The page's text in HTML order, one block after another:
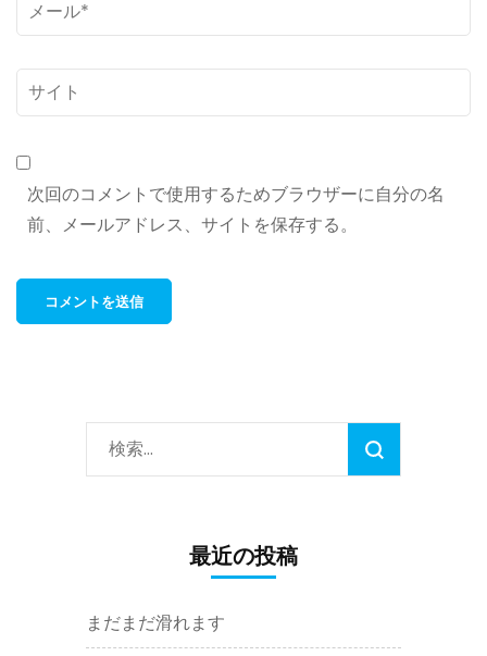
ー
ル
サ
イ
次回のコメントで使用するためブラウザーに自分の名
前、メールアドレス、サイトを保存する。
検
索:
最近の投稿
まだまだ滑れます